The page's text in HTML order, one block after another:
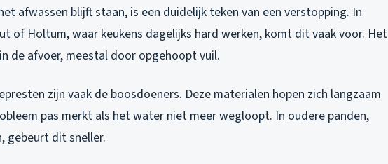
afwassen blijft staan, is een duidelijk teken van een verstopping. In
of Holtum, waar keukens dagelijks hard werken, komt dit vaak voor. Het
de afvoer, meestal door opgehoopt vuil.
zijn vaak de boosdoeners. Deze materialen hopen zich langzaam
pas merkt als het water niet meer wegloopt. In oudere panden,
gebeurt dit sneller.